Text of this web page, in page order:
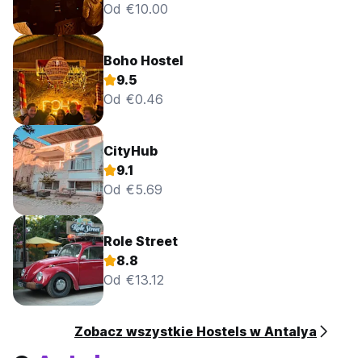
Od €10.00
Boho Hostel
9.5
Od €0.46
CityHub
9.1
Od €5.69
Role Street
8.8
Od €13.12
Zobacz wszystkie Hostels w Antalya